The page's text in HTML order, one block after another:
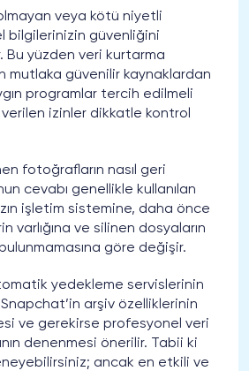
veya kötü niyetli
bilgilerinizin güvenliğini
Bu yüzden veri kurtarma
mutlaka güvenilir kaynaklardan
programlar tercih edilmeli
izinler dikkatle kontrol
fotoğrafların nasıl geri
cevabı genellikle kullanılan
işletim sistemine, daha önce
varlığına ve silinen dosyaların
göre değişir.
yedekleme servislerinin
arşiv özelliklerinin
ve gerekirse profesyonel veri
denenmesi önerilir. Tabii ki
ancak en etkili ve